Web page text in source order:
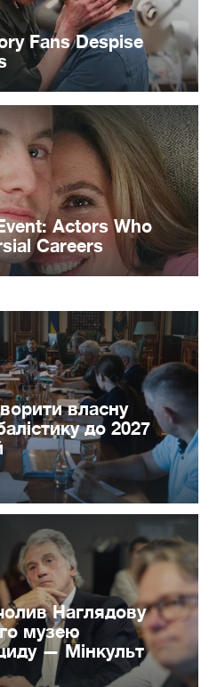
власну
до 2027
Наглядову
музею
— Мінкульт